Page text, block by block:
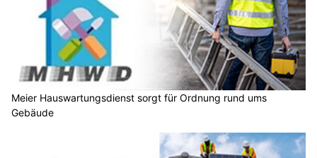
Meier Hauswartungsdienst sorgt für Ordnung rund ums
Gebäude